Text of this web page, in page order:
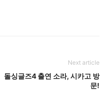
Next article
돌싱글즈4 출연 소라, 시카고 방
문!